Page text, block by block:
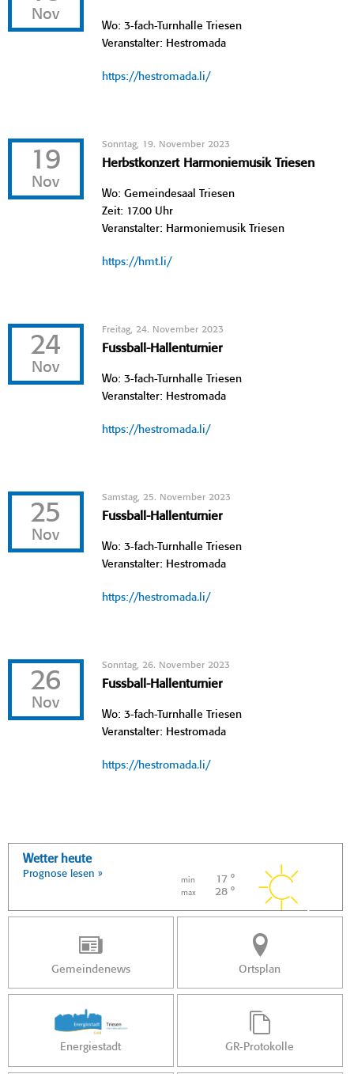
Nov
Wo: 3-fach-Turnhalle Triesen
Veranstalter: Hestromada
https://hestromada.li/
19
Nov
Sonntag, 19. November 2023
Herbstkonzert Harmoniemusik Triesen
Wo: Gemeindesaal Triesen
Zeit: 17.00 Uhr
Veranstalter: Harmoniemusik Triesen
https://hmt.li/
24
Nov
Freitag, 24. November 2023
Fussball-Hallenturnier
Wo: 3-fach-Turnhalle Triesen
Veranstalter: Hestromada
https://hestromada.li/
25
Nov
Samstag, 25. November 2023
Fussball-Hallenturnier
Wo: 3-fach-Turnhalle Triesen
Veranstalter: Hestromada
https://hestromada.li/
26
Nov
Sonntag, 26. November 2023
Fussball-Hallenturnier
Wo: 3-fach-Turnhalle Triesen
Veranstalter: Hestromada
https://hestromada.li/
Wetter heute
Prognose lesen »
min 17 °
max 28 °
Gemeindenews Ortsplan
Energiestadt GR-Protokolle